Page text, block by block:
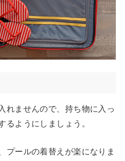
れませんので、持ち物に入っ
るようにしましょう。
プールの着替えが楽になりま